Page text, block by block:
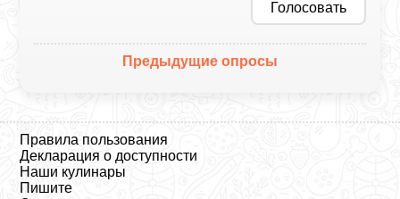
Голосовать
Предыдущие опросы
Правила пользования
Декларация о доступности
Наши кулинары
Пишите